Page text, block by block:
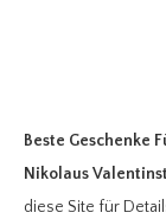
Beste Geschenke
Nikolaus
diese Site für